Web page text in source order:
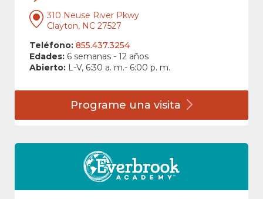
310 Neuse River Pkwy
Clayton, NC 27527
Teléfono: 855.437.3254
Edades: 6 semanas - 12 años
Abierto: L-V, 6:30 a. m.- 6:00 p. m.
Programe una visita